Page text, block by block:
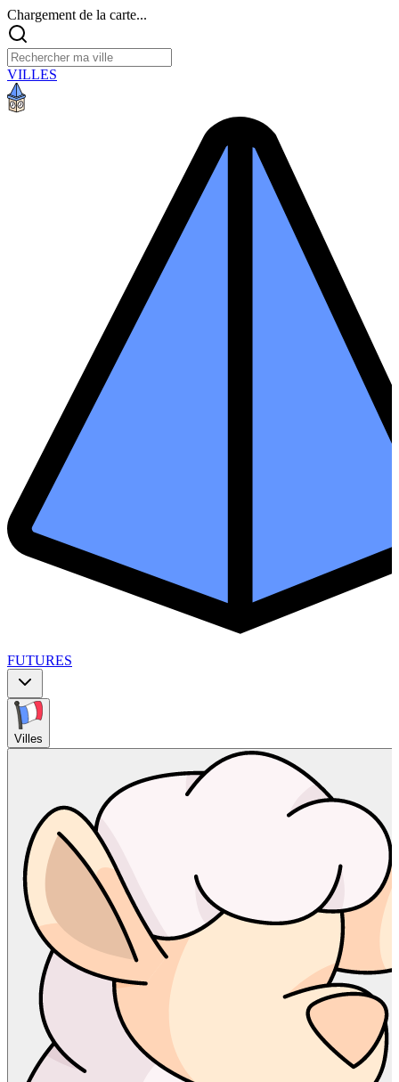
Chargement de la carte...
VILLES
FUTURES
Villes